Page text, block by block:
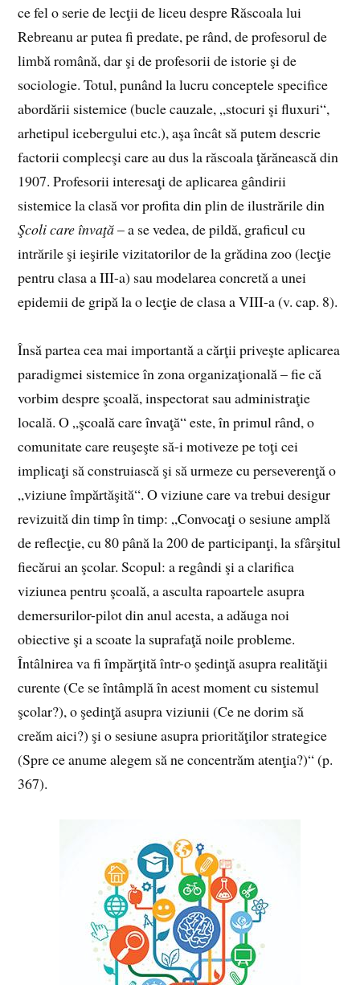
ce fel o serie de lecţii de liceu despre Răscoala lui
Rebreanu ar putea fi predate, pe rând, de profesorul de
limbă română, dar şi de profesorii de istorie şi de
sociologie. Totul, punând la lucru conceptele specifice
abordării sistemice (bucle cauzale, „stocuri şi fluxuri“,
arhetipul icebergului etc.), aşa încât să putem descrie
factorii complecşi care au dus la răscoala ţărănească din
1907. Profesorii interesaţi de aplicarea gândirii
sistemice la clasă vor profita din plin de ilustrările din
Şcoli care învaţă– a se vedea, de pildă, graficul cu
intrările şi ieşirile vizitatorilor de la grădina zoo (lecţie
pentru clasa a III-a) sau modelarea concretă a unei
epidemii de gripă la o lecţie de clasa a VIII-a (v. cap. 8).
Însă partea cea mai importantă a cărţii priveşte aplicarea
paradigmei sistemice în zona organizaţională – fie că
vorbim despre şcoală, inspectorat sau administraţie
locală. O „şcoală care învaţă“ este, în primul rând, o
comunitate care reuşeşte să-i motiveze pe toţi cei
implicaţi să construiască şi să urmeze cu perseverenţă o
„viziune împărtăşită“. O viziune care va trebui desigur
revizuită din timp în timp: „Convocaţi o sesiune amplă
de reflecţie, cu 80 până la 200 de participanţi, la sfârşitul
fiecărui an şcolar. Scopul: a regândi şi a clarifica
viziunea pentru şcoală, a asculta rapoartele asupra
demersurilor-pilot din anul acesta, a adăuga noi
obiective şi a scoate la suprafaţă noile probleme.
Întâlnirea va fi împărţită într-o şedinţă asupra realităţii
curente (Ce se întâmplă în acest moment cu sistemul
şcolar?), o şedinţă asupra viziunii (Ce ne dorim să
creăm aici?) şi o sesiune asupra priorităţilor strategice
(Spre ce anume alegem să ne concentrăm atenţia?)“ (p.
367).